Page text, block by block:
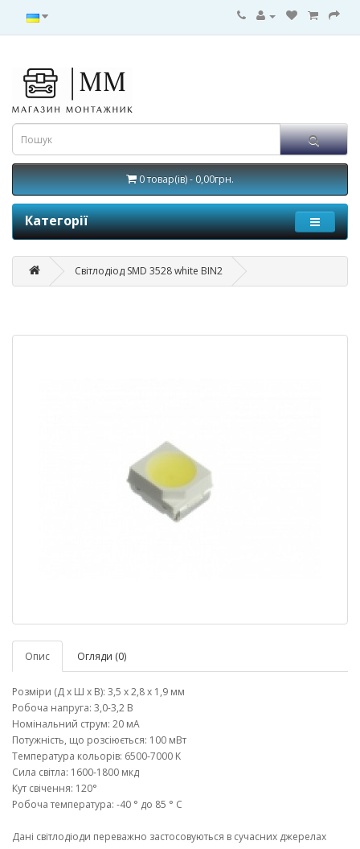
0 товар(ів) - 0,00грн.
Категорії
Світлодіод SMD 3528 white BIN2
Опис Огляди (0)
Розміри (Д х Ш х В): 3,5 х 2,8 х 1,9 мм
Робоча напруга: 3,0-3,2 В
Номінальний струм: 20 мА
Потужність, що розсіюється: 100 мВт
Температура кольорів: 6500-7000 K
Сила світла: 1600-1800 мкд
Кут свічення: 120°
Робоча температура: -40 ° до 85 ° C
Дані світлодіоди переважно застосовуються в сучасних джерелах